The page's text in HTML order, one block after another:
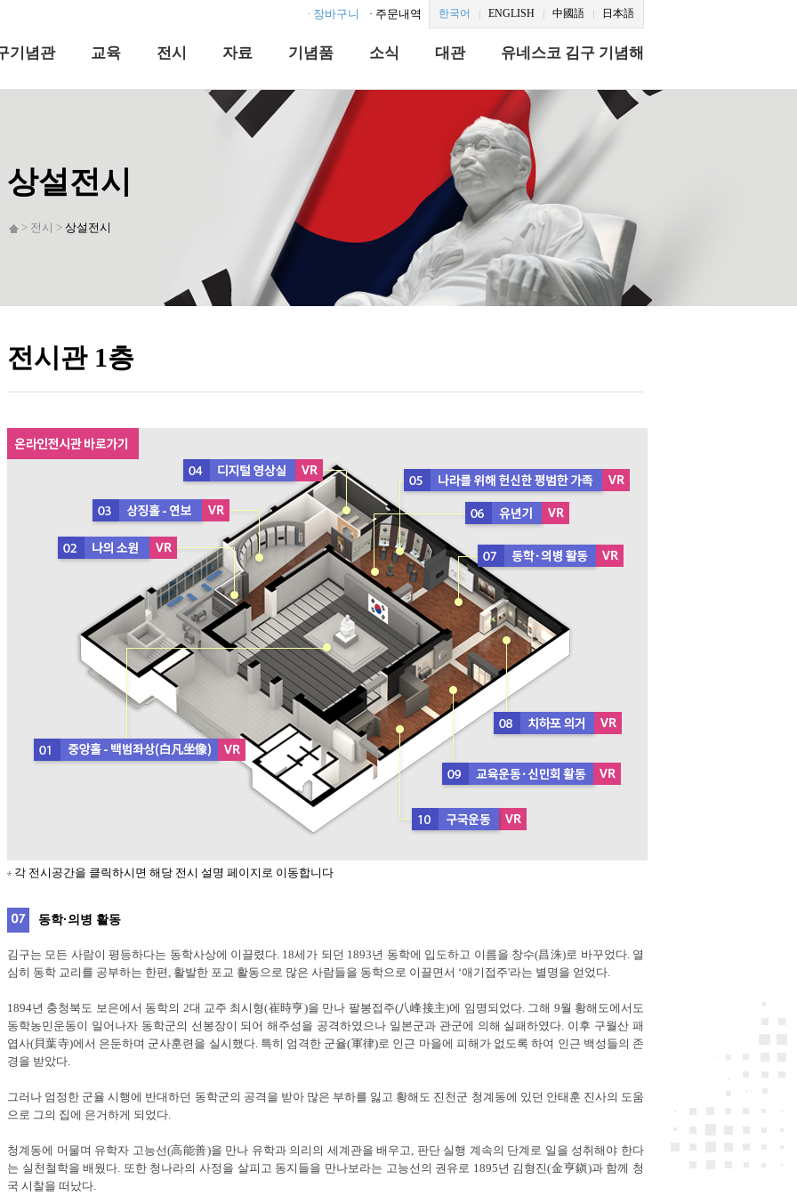
· 장바구니 · 주문내역 한국어 ENGLISH 中國語 日本語
기념관 교육 전시 자료 기념품 소식 대관 유네스코 김구 기념해
상설전시
> 전시 > 상설전시
전시관 1층
각 전시공간을 클릭하시면 해당 전시 설명 페이지로 이동합니다
동학·의병 활동
김구는 모든 사람이 평등하다는 동학사상에 이끌렸다. 18세가 되던 1893년 동학에 입도하고 이름을 창수(昌洙)로 바꾸었다. 열
심히 동학 교리를 공부하는 한편, 활발한 포교 활동으로 많은 사람들을 동학으로 이끌면서 ‘애기접주'라는 별명을 얻었다.
1894년 충청북도 보은에서 동학의 2대 교주 최시형(崔時亨)을 만나 팔봉접주(八峰接主)에 임명되었다. 그해 9월 황해도에서도
동학농민운동이 일어나자 동학군의 선봉장이 되어 해주성을 공격하였으나 일본군과 관군에 의해 실패하였다. 이후 구월산 패
엽사(貝葉寺)에서 은둔하며 군사훈련을 실시했다. 특히 엄격한 군율(軍律)로 인근 마을에 피해가 없도록 하여 인근 백성들의 존
경을 받았다.
그러나 엄정한 군율 시행에 반대하던 동학군의 공격을 받아 많은 부하를 잃고 황해도 진천군 청계동에 있던 안태훈 진사의 도움
으로 그의 집에 은거하게 되었다.
청계동에 머물며 유학자 고능선(高能善)을 만나 유학과 의리의 세계관을 배우고, 판단 실행 계속의 단계로 일을 성취해야 한다
는 실천철학을 배웠다. 또한 청나라의 사정을 살피고 동지들을 만나보라는 고능선의 권유로 1895년 김형진(金亨鎭)과 함께 청
국 시찰을 떠났다.